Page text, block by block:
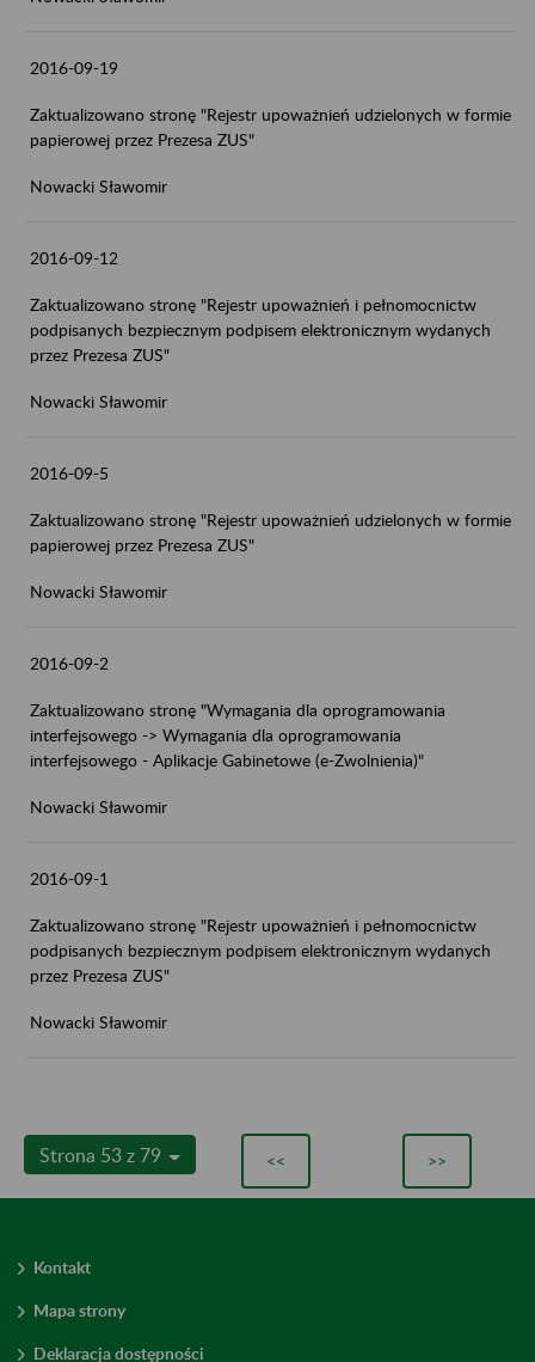
2016-09-19
Zaktualizowano stronę "Rejestr upoważnień udzielonych w formie
papierowej przez Prezesa ZUS"
Nowacki Sławomir
2016-09-12
Zaktualizowano stronę "Rejestr upoważnień i pełnomocnictw
podpisanych bezpiecznym podpisem elektronicznym wydanych
przez Prezesa ZUS"
Nowacki Sławomir
2016-09-5
Zaktualizowano stronę "Rejestr upoważnień udzielonych w formie
papierowej przez Prezesa ZUS"
Nowacki Sławomir
2016-09-2
Zaktualizowano stronę "Wymagania dla oprogramowania
interfejsowego -> Wymagania dla oprogramowania
interfejsowego - Aplikacje Gabinetowe (e-Zwolnienia)"
Nowacki Sławomir
2016-09-1
Zaktualizowano stronę "Rejestr upoważnień i pełnomocnictw
podpisanych bezpiecznym podpisem elektronicznym wydanych
przez Prezesa ZUS"
Nowacki Sławomir
Strona 53 z 79 << >>
Kontakt
Mapa strony
Deklaracja dostępności